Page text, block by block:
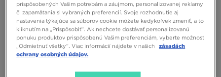
ONLY AT
HOODRICH TRIČKO PLAYMAKE
prispôsobených Vašim potrebám a záujmom, personalizovanej reklamy
či zapamätania si vybraných preferencií. Svoje rozhodnutie aj
nastavenia týkajúce sa súborov cookie môžete kedykoľvek zmeniť, a to
kliknutím na „Prispôsobiť”. Ak nechcete dostávať personalizovanú
ponuku produktov prispôsobenú Vašim preferenciám, vyberte možnosť
„Odmietnuť všetky”. Viac informácií nájdete v našich
zásadách
ochrany osobných údajov.